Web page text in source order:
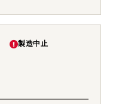
製造中止